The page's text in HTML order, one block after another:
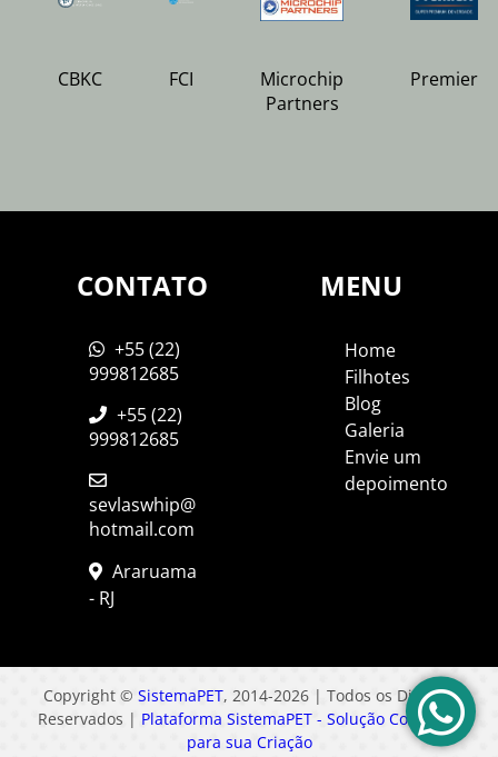
CBKC FCI
Microchip
Partners
Premier
CONTATO
+55 (22)
999812685
+55 (22)
999812685
sevlaswhip@
hotmail.com
Araruama
- RJ
MENU
Home
Filhotes
Blog
Galeria
Envie um
depoimento
Copyright © SistemaPET, 2014-2026 | Todos os Direitos
Reservados | Plataforma SistemaPET - Solução Completa
para sua Criação